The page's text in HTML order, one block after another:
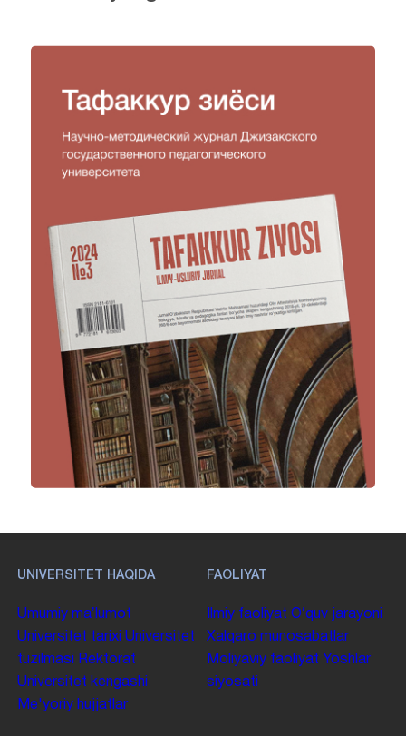
UNIVERSITET HAQIDA
Umumiy maʼlumot
Universitet tarixi Universitet
tuzilmasi Rektorat
Universitet kengashi
Me'yoriy hujjatlar
FAOLIYAT
Ilmiy faoliyat Oʻquv jarayoni
Xalqaro munosabatlar
Moliyaviy faoliyat Yoshlar
siyosati